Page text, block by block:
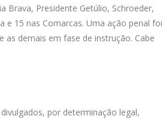
Brava, Presidente Getúlio, Schroeder,
e 15 nas Comarcas. Uma ação penal foi
demais em fase de instrução. Cabe
por determinação legal,